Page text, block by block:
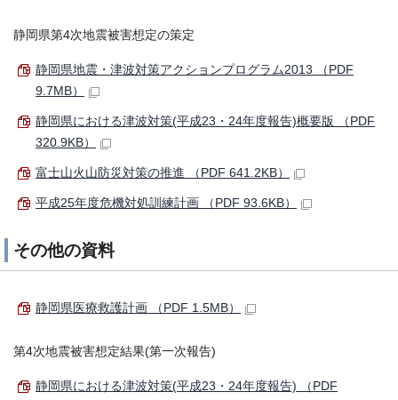
静岡県第4次地震被害想定の策定
静岡県地震・津波対策アクションプログラム2013 （PDF
9.7MB）
静岡県における津波対策(平成23・24年度報告)概要版 （PDF
320.9KB）
富士山火山防災対策の推進 （PDF 641.2KB）
平成25年度危機対処訓練計画 （PDF 93.6KB）
その他の資料
静岡県医療救護計画 （PDF 1.5MB）
第4次地震被害想定結果(第一次報告)
静岡県における津波対策(平成23・24年度報告) （PDF